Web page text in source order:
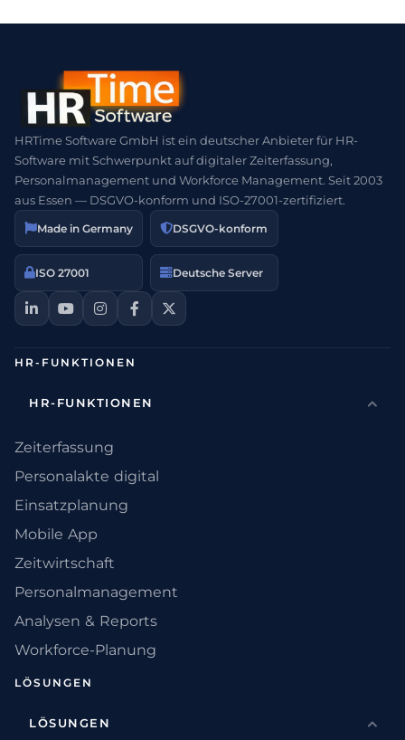
HRTime Software GmbH ist ein deutscher Anbieter für HR-
Software mit Schwerpunkt auf digitaler Zeiterfassung,
Personalmanagement und Workforce Management. Seit 2003
aus Essen — DSGVO-konform und ISO-27001-zertifiziert.
Made in Germany DSGVO-konform
ISO 27001 Deutsche Server
HR-FUNKTIONEN
HR-FUNKTIONEN
Zeiterfassung
Personalakte digital
Einsatzplanung
Mobile App
Zeitwirtschaft
Personalmanagement
Analysen & Reports
Workforce-Planung
LÖSUNGEN
LÖSUNGEN